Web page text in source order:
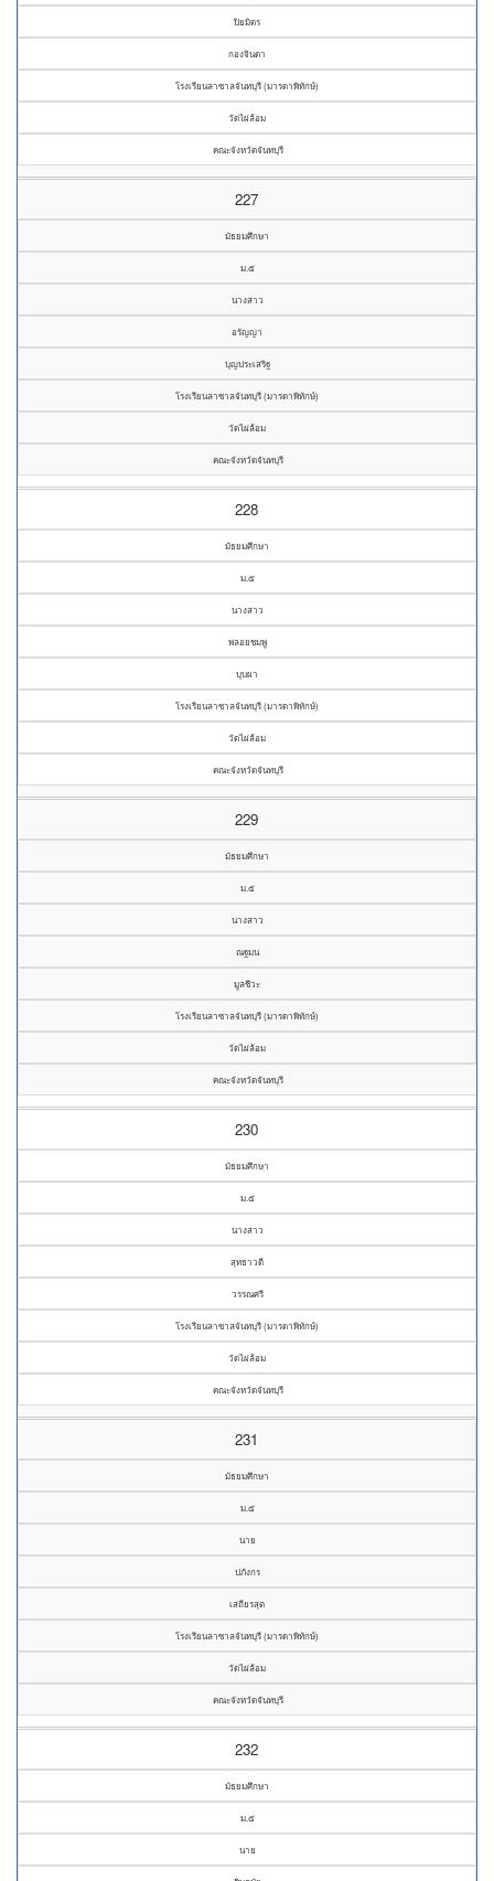
ปิยมิตร
กองจินดา
โรงเรียนลาซาลจันทบุรี (มารดาพิทักษ์)
วัดไผ่ล้อม
คณะจังหวัดจันทบุรี
227
มัธยมศึกษา
ม.๕
นางสาว
อรัญญา
บุญประเสริฐ
โรงเรียนลาซาลจันทบุรี (มารดาพิทักษ์)
วัดไผ่ล้อม
คณะจังหวัดจันทบุรี
228
มัธยมศึกษา
ม.๕
นางสาว
พลอยชมพู
บุบผา
โรงเรียนลาซาลจันทบุรี (มารดาพิทักษ์)
วัดไผ่ล้อม
คณะจังหวัดจันทบุรี
229
มัธยมศึกษา
ม.๕
นางสาว
ณฐมน
มูลชีวะ
โรงเรียนลาซาลจันทบุรี (มารดาพิทักษ์)
วัดไผ่ล้อม
คณะจังหวัดจันทบุรี
230
มัธยมศึกษา
ม.๕
นางสาว
สุทธาวดี
วรรณศรี
โรงเรียนลาซาลจันทบุรี (มารดาพิทักษ์)
วัดไผ่ล้อม
คณะจังหวัดจันทบุรี
231
มัธยมศึกษา
ม.๕
นาย
ปภังกร
เสถียรสุต
โรงเรียนลาซาลจันทบุรี (มารดาพิทักษ์)
วัดไผ่ล้อม
คณะจังหวัดจันทบุรี
232
มัธยมศึกษา
ม.๕
นาย